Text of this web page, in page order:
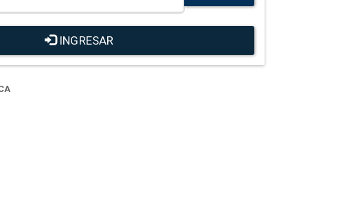
INGRESAR